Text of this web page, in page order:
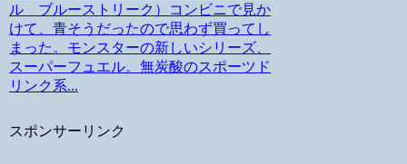
ル ブルーストリーク）コンビニで見か
けて、青そうだったので思わず買ってし
まった。モンスターの新しいシリーズ、
スーパーフュエル。無炭酸のスポーツド
リンク系...
スポンサーリンク